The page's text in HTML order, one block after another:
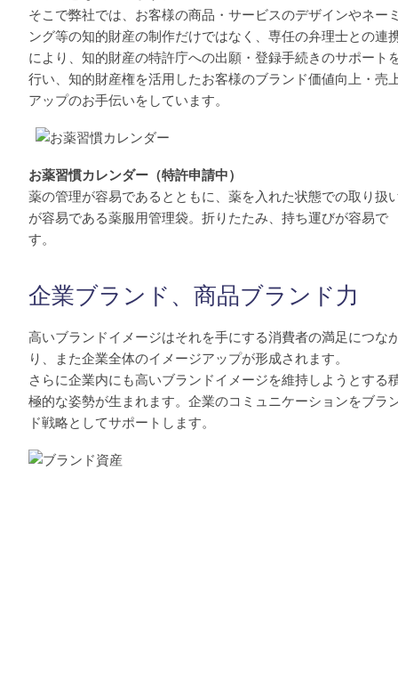
そこで弊社では、お客様の商品・サービスのデザインやネー
ング等の知的財産の制作だけではなく、専任の弁理士との連
により、知的財産の特許庁への出願・登録手続きのサポート
行い、知的財産権を活用したお客様のブランド価値向上・売
アップのお手伝いをしています。
お薬習慣カレンダー（特許申請中）
薬の管理が容易であるとともに、薬を入れた状態での取り扱
が容易である薬服用管理袋。折りたたみ、持ち運びが容易で
す。
企業ブランド、商品ブランド力
高いブランドイメージはそれを手にする消費者の満足につな
り、また企業全体のイメージアップが形成されます。
さらに企業内にも高いブランドイメージを維持しようとする
極的な姿勢が生まれます。企業のコミュニケーションをブラ
ド戦略としてサポートします。